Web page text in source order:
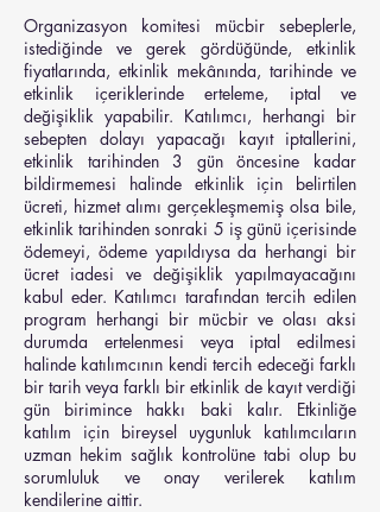
Organizasyon komitesi mücbir sebeplerle,
istediğinde ve gerek gördüğünde, etkinlik
fiyatlarında, etkinlik mekânında, tarihinde ve
etkinlik içeriklerinde erteleme, iptal ve
değişiklik yapabilir. Katılımcı, herhangi bir
sebepten dolayı yapacağı kayıt iptallerini,
etkinlik tarihinden 3 gün öncesine kadar
bildirmemesi halinde etkinlik için belirtilen
ücreti, hizmet alımı gerçekleşmemiş olsa bile,
etkinlik tarihinden sonraki 5 iş günü içerisinde
ödemeyi, ödeme yapıldıysa da herhangi bir
ücret iadesi ve değişiklik yapılmayacağını
kabul eder. Katılımcı tarafından tercih edilen
program herhangi bir mücbir ve olası aksi
durumda ertelenmesi veya iptal edilmesi
halinde katılımcının kendi tercih edeceği farklı
bir tarih veya farklı bir etkinlik de kayıt verdiği
gün birimince hakkı baki kalır. Etkinliğe
katılım için bireysel uygunluk katılımcıların
uzman hekim sağlık kontrolüne tabi olup bu
sorumluluk ve onay verilerek katılım
kendilerine aittir.